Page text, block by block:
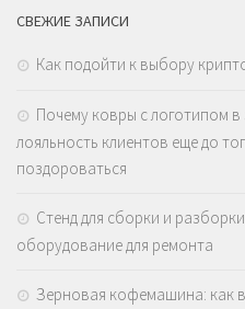
СВЕЖИЕ ЗАПИСИ
Как подойти к выбору
Почему ковры с логотипом
лояльность клиентов еще до
поздороваться
Стенд для сборки и
оборудование для ремонта
Зерновая кофемашина: как